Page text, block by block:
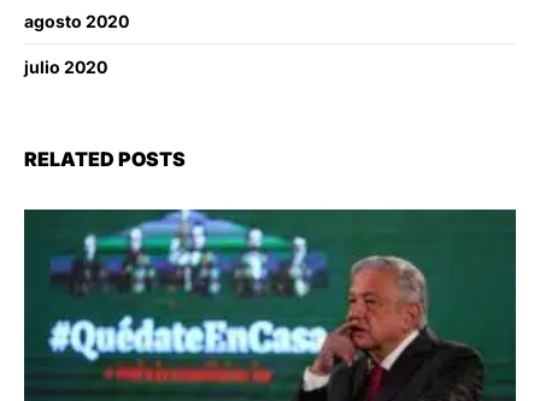
agosto 2020
julio 2020
RELATED POSTS